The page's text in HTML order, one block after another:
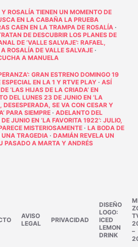
Y ROSALÍA TIENEN UN MOMENTO DE
EN LA CABAÑA LA PRUEBA
CAEN EN LA TRAMPA DE ROSALÍA·
DE DESCUBRIR LOS PLANES DE
DE ‘VALLE SALVAJE’: RAFAEL,
ROSALÍA DE VALLE SALVAJE·
A MANUELA
GRAN ESTRENO DOMINGO 19
EN LA 1 Y RTVE PLAY· ASÍ
‘LAS HIJAS DE LA CRIADA’ EN
DEL LUNES 23 DE JUNIO EN ‘LA
DESESPERADA, SE VA CON CESAR Y
PARA SIEMPRE· ADELANTO DEL
JUNIO EN ‘LA FAVORITA 1922’: JULIO,
MISTERIOSAMENTE· LA BODA DE
UNA TRAGEDIA· DAMIÁN REVELA UN
PASADO A MARTA Y ANDRÉS
AVISO
LEGAL
PRIVACIDAD
DISEÑO
LOGO:
ICED
LEMON
DRINK
–